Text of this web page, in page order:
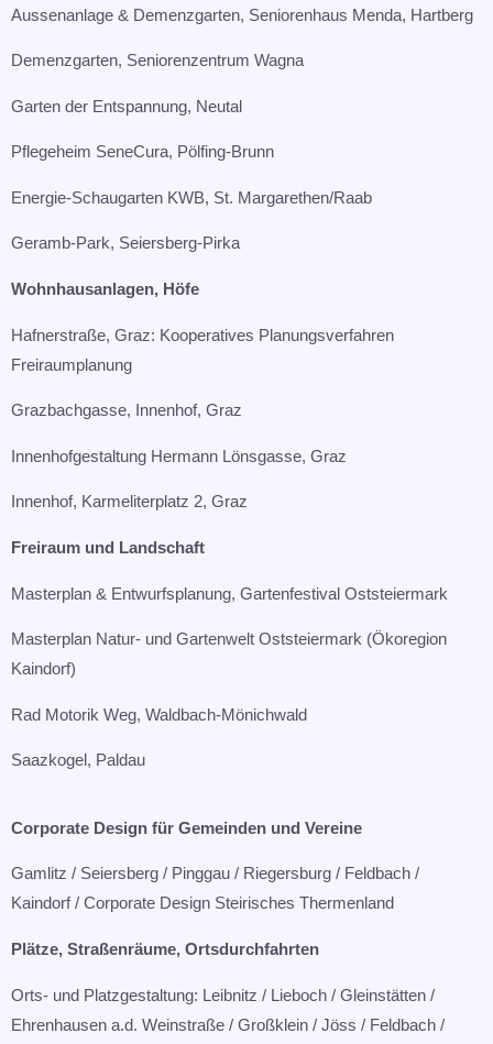
Aussenanlage & Demenzgarten, Seniorenhaus Menda, Hartberg​
Demenzgarten, Seniorenzentrum Wagna​
Garten der Entspannung, Neutal​
Pflegeheim SeneCura, Pölfing-Brunn​
Energie-Schaugarten KWB, St. Margarethen/Raab​
Geramb-Park, Seiersberg-Pirka
Wohnhausanlagen, Höfe​
Hafnerstraße, Graz: Kooperatives Planungsverfahren
Freiraumplanung​
Grazbachgasse, Innenhof, Graz​
Innenhofgestaltung Hermann Lönsgasse, Graz​
Innenhof, Karmeliterplatz 2, Graz
Freiraum und Landschaft
Masterplan & Entwurfsplanung, Gartenfestival Oststeiermark​
Masterplan Natur- und Gartenwelt Oststeiermark (Ökoregion
Kaindorf)​
Rad Motorik Weg, Waldbach-Mönichwald​
Saazkogel, Paldau
Corporate Design für Gemeinden und Vereine​
Gamlitz / Seiersberg / Pinggau / Riegersburg / Feldbach /
Kaindorf / Corporate Design Steirisches Thermenland
Plätze, Straßenräume, Ortsdurchfahrten​
Orts- und Platzgestaltung: Leibnitz / Lieboch / Gleinstätten /
Ehrenhausen a.d. Weinstraße / Großklein / Jöss / Feldbach /